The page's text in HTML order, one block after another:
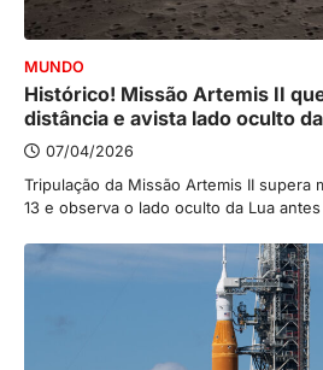
MUNDO
Histórico! Missão Artemis II
distância e avista lado oculto
07/04/2026
Tripulação da Missão Artemis II supera
13 e observa o lado oculto da Lua